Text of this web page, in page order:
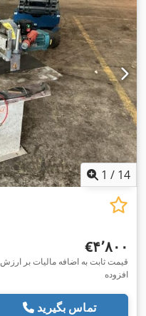
1 / 14
‎€۴٬۸۰۰
قیمت ثابت به اضافه مالیات بر ارزش
افزوده
تماس بگیرید